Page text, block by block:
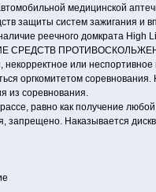
медицинской
защиты систем зажигания и
реечного домкрата High
СРЕДСТВ
или
оргкомитетом
из соревнования.
равно как получение
запрещено. Наказывается